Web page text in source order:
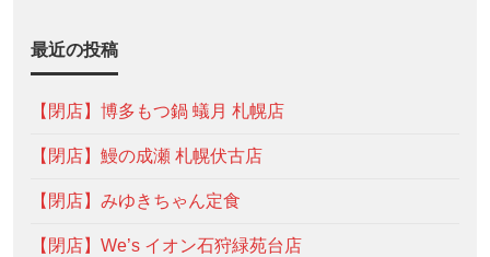
最近の投稿
【閉店】博多もつ鍋 蟻月 札幌店
【閉店】鰻の成瀬 札幌伏古店
【閉店】みゆきちゃん定食
【閉店】We’s イオン石狩緑苑台店